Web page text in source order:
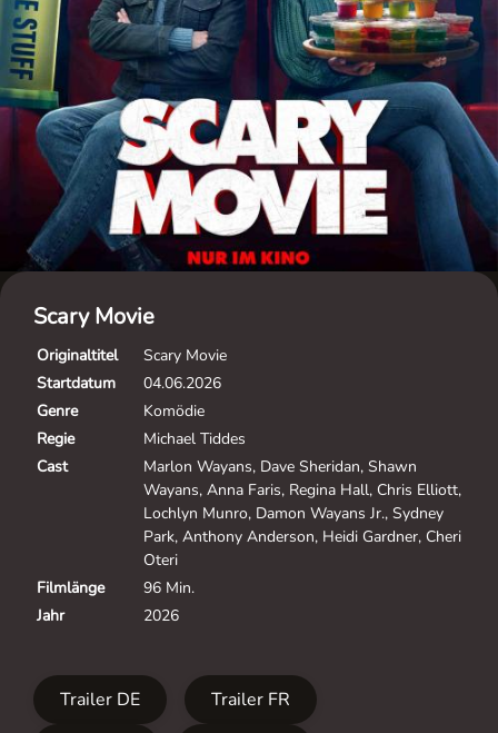
Scary Movie
Originaltitel
Scary Movie
Startdatum
04.06.2026
Genre
Komödie
Regie
Michael Tiddes
Cast
Marlon Wayans, Dave Sheridan, Shawn
Wayans, Anna Faris, Regina Hall, Chris Elliott,
Lochlyn Munro, Damon Wayans Jr., Sydney
Park, Anthony Anderson, Heidi Gardner, Cheri
Oteri
Filmlänge
96 Min.
Jahr
2026
Trailer DE
Trailer FR